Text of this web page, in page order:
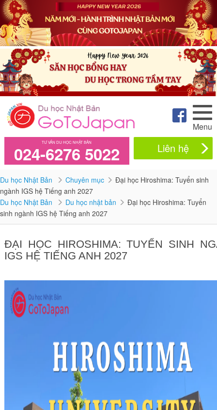
Menu
TƯ VẤN DU HỌC NHẬT BẢN
024-6276 5022 Liên hệ
Du học Nhật Bản Chuyên mục
Đại học Hiroshima: Tuyển sinh
ngành IGS hệ Tiếng anh 2027
Du học Nhật Bản
Du học nhật bản
Đại học Hiroshima: Tuyển
sinh ngành IGS hệ Tiếng anh 2027
ĐẠI HỌC HIROSHIMA: TUYỂN SINH
IGS HỆ TIẾNG ANH 2027